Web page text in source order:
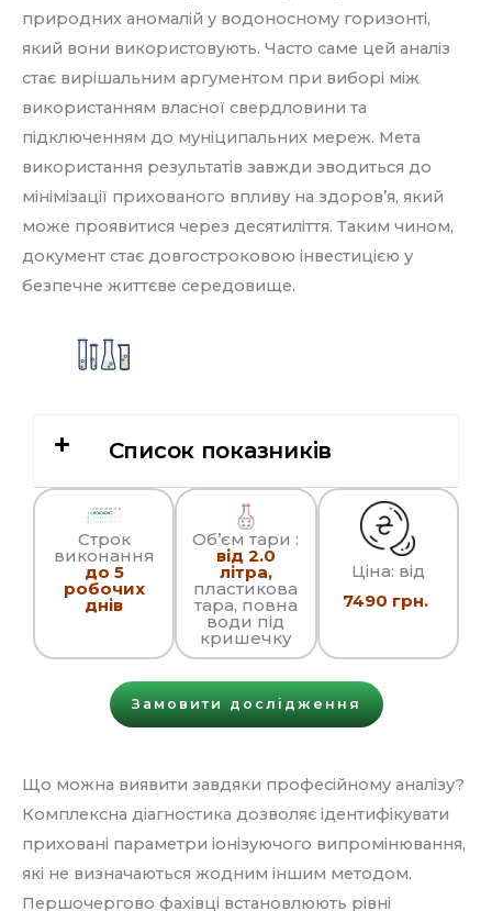
природних аномалій у водоносному горизонті,
який вони використовують. Часто саме цей аналіз
стає вирішальним аргументом при виборі між
використанням власної свердловини та
підключенням до муніципальних мереж. Мета
використання результатів завжди зводиться до
мінімізації прихованого впливу на здоров’я, який
може проявитися через десятиліття. Таким чином,
документ стає довгостроковою інвестицією у
безпечне життєве середовище.
Список показників
Строк
виконання
до 5
робочих
днів
Об’єм тари :
від 2.0
літра,
пластикова
тара, повна
води під
кришечку
Ціна: від
7490 грн.
Замовити дослідження
Що можна виявити завдяки професійному аналізу?
Комплексна діагностика дозволяє ідентифікувати
приховані параметри іонізуючого випромінювання,
які не визначаються жодним іншим методом.
Першочергово фахівці встановлюють рівні